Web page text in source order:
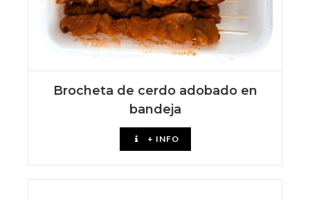
Brocheta de cerdo adobado en
bandeja
+ INFO